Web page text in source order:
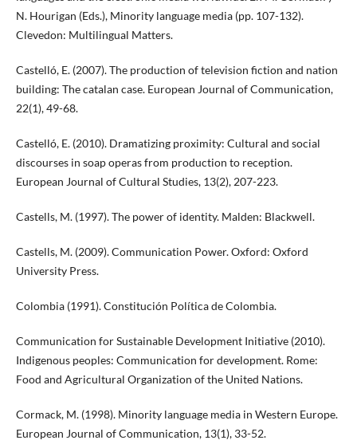
N. Hourigan (Eds.), Minority language media (pp. 107-132).
Clevedon: Multilingual Matters.
Castelló, E. (2007). The production of television fiction and nation
building: The catalan case. European Journal of Communication,
22(1), 49-68.
Castelló, E. (2010). Dramatizing proximity: Cultural and social
discourses in soap operas from production to reception.
European Journal of Cultural Studies, 13(2), 207-223.
Castells, M. (1997). The power of identity. Malden: Blackwell.
Castells, M. (2009). Communication Power. Oxford: Oxford
University Press.
Colombia (1991). Constitución Política de Colombia.
Communication for Sustainable Development Initiative (2010).
Indigenous peoples: Communication for development. Rome:
Food and Agricultural Organization of the United Nations.
Cormack, M. (1998). Minority language media in Western Europe.
European Journal of Communication, 13(1), 33-52.